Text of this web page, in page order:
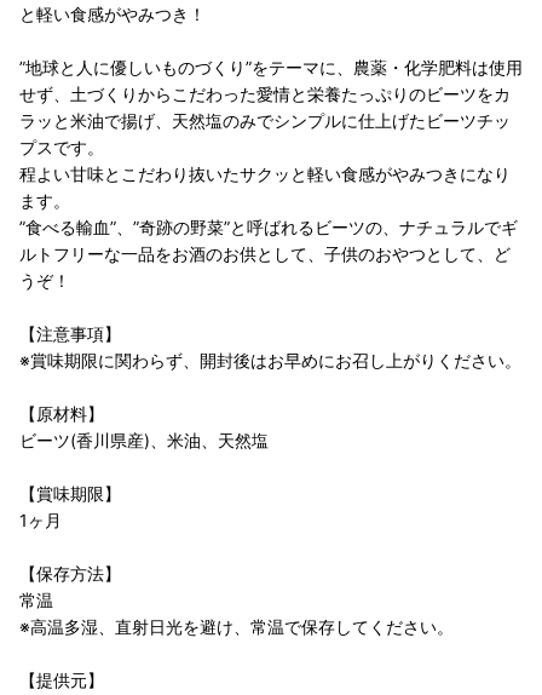
と軽い食感がやみつき！
”地球と人に優しいものづくり”をテーマに、農薬・化学肥料は使用
せず、土づくりからこだわった愛情と栄養たっぷりのビーツをカ
ラッと米油で揚げ、天然塩のみでシンプルに仕上げたビーツチッ
プスです。
程よい甘味とこだわり抜いたサクッと軽い食感がやみつきになり
ます。
”食べる輸血”、”奇跡の野菜”と呼ばれるビーツの、ナチュラルでギ
ルトフリーな一品をお酒のお供として、子供のおやつとして、ど
うぞ！
【注意事項】
※賞味期限に関わらず、開封後はお早めにお召し上がりください。
【原材料】
ビーツ(香川県産)、米油、天然塩
【賞味期限】
1ヶ月
【保存方法】
常温
※高温多湿、直射日光を避け、常温で保存してください。
【提供元】